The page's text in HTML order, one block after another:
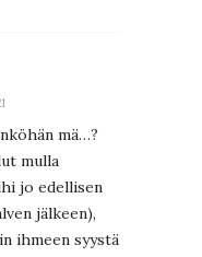
mä…?
mulla
jo edellisen
jälkeen),
ihmeen syystä